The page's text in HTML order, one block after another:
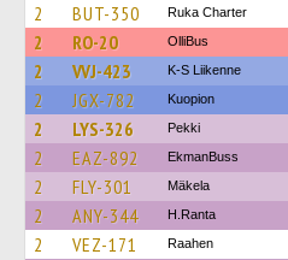
2 BUT-350 Ruka Charter
2 RO-20 OlliBus
2 VVJ-423 K-S Liikenne
2 JGX-782 Kuopion
2 LYS-326 Pekki
2 EAZ-892 EkmanBuss
2 FLY-301 Mäkela
2 ANY-344 H.Ranta
2 VEZ-171 Raahen